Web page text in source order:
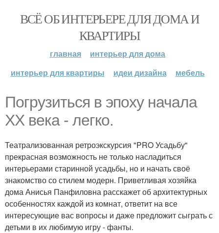
ВСЁ ОБ ИНТЕРЬЕРЕ ДЛЯ ДОМА И
КВАРТИРЫ
главная
интерьер для дома
интерьер для квартиры
идеи дизайна мебель
Погрузиться в эпоху начала
XX века - легко.
Театрализованная ретроэкскурсия "PRO Усадьбу"
прекрасная возможность не только насладиться
интерьерами старинной усадьбы, но и начать своё
знакомство со стилем модерн. Приветливая хозяйка
дома Анисья Панфиловна расскажет об архитектурных
особенностях каждой из комнат, ответит на все
интересующие вас вопросы и даже предложит сыграть с
детьми в их любимую игру - фанты.